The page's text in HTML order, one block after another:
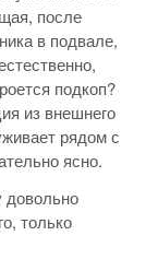
после
в подвале,
подкоп?
из внешнего
рядом с
ясно.
довольно
только